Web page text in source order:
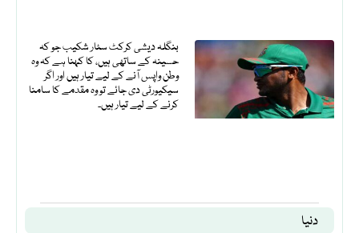
بنگلہ دیشی کرکٹ سٹار شکیب جو کہ
حسینہ کے ساتھی ہیں، کا کہنا ہے کہ وہ
وطن واپس آنے کے لیے تیار ہیں اور اگر
سیکیورٹی دی جائے تو وہ مقدمے کا سامنا
کرنے کے لیے تیار ہیں۔
دنیا